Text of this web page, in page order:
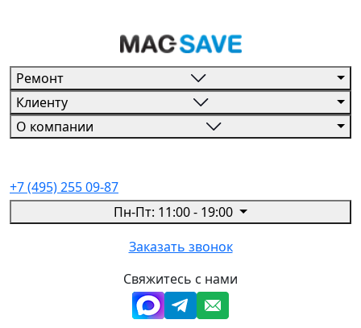
Ремонт
Клиенту
О компании
+7 (495) 255 09-87
Пн-Пт: 11:00 - 19:00
Заказать звонок
Свяжитесь с нами